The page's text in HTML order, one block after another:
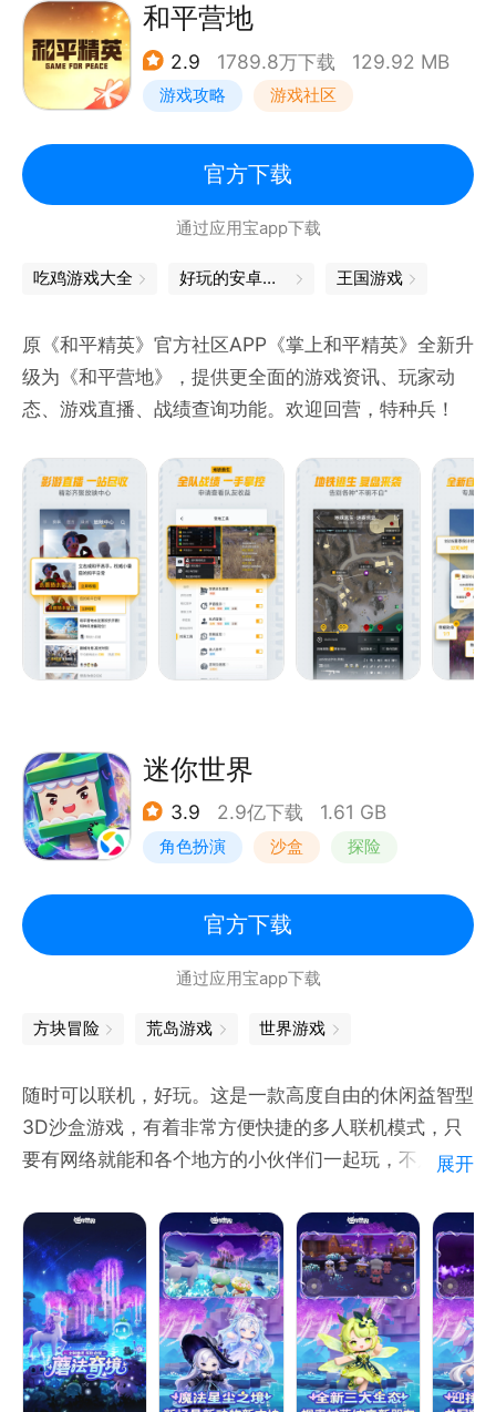
和平营地
2.9 1789.8万下载 129.92 MB
游戏攻略 游戏社区
官方下载
通过应用宝app下载
吃鸡游戏大全 好玩的安卓游戏 王国游戏
原《和平精英》官方社区APP《掌上和平精英》全新升
级为《和平营地》，提供更全面的游戏资讯、玩家动
态、游戏直播、战绩查询功能。欢迎回营，特种兵！
迷你世界
3.9 2.9亿下载 1.61 GB
角色扮演 沙盒 探险
我的世界
官方下载
通过应用宝app下载
方块冒险 荒岛游戏 世界游戏
随时可以联机，好玩。这是一款高度自由的休闲益智型
3D沙盒游戏，有着非常方便快捷的多人联机模式，只
要有网络就能和各个地方的小伙伴们一起玩，不只局限
有规定的玩法，只有随心所欲的破坏和天马行空的创
造！
展开